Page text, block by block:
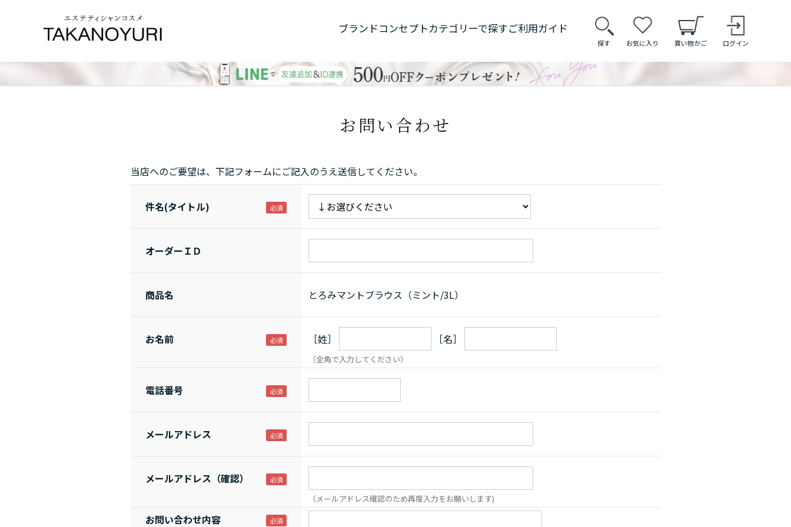
ブランドコンセプトカテゴリーで探すご利用ガイド
探す お気に入り 買い物かご ログイン
お問い合わせ
当店へのご要望は、下記フォームにご記入のうえ送信してください。
件名(タイトル)
オーダーＩＤ
商品名 とろみマントブラウス（ミント/3L）
お名前 ［姓］ ［名］
（全角で入力してください）
電話番号
メールアドレス
メールアドレス（確認）
（メールアドレス確認のため再度入力をお願いします)
お問い合わせ内容